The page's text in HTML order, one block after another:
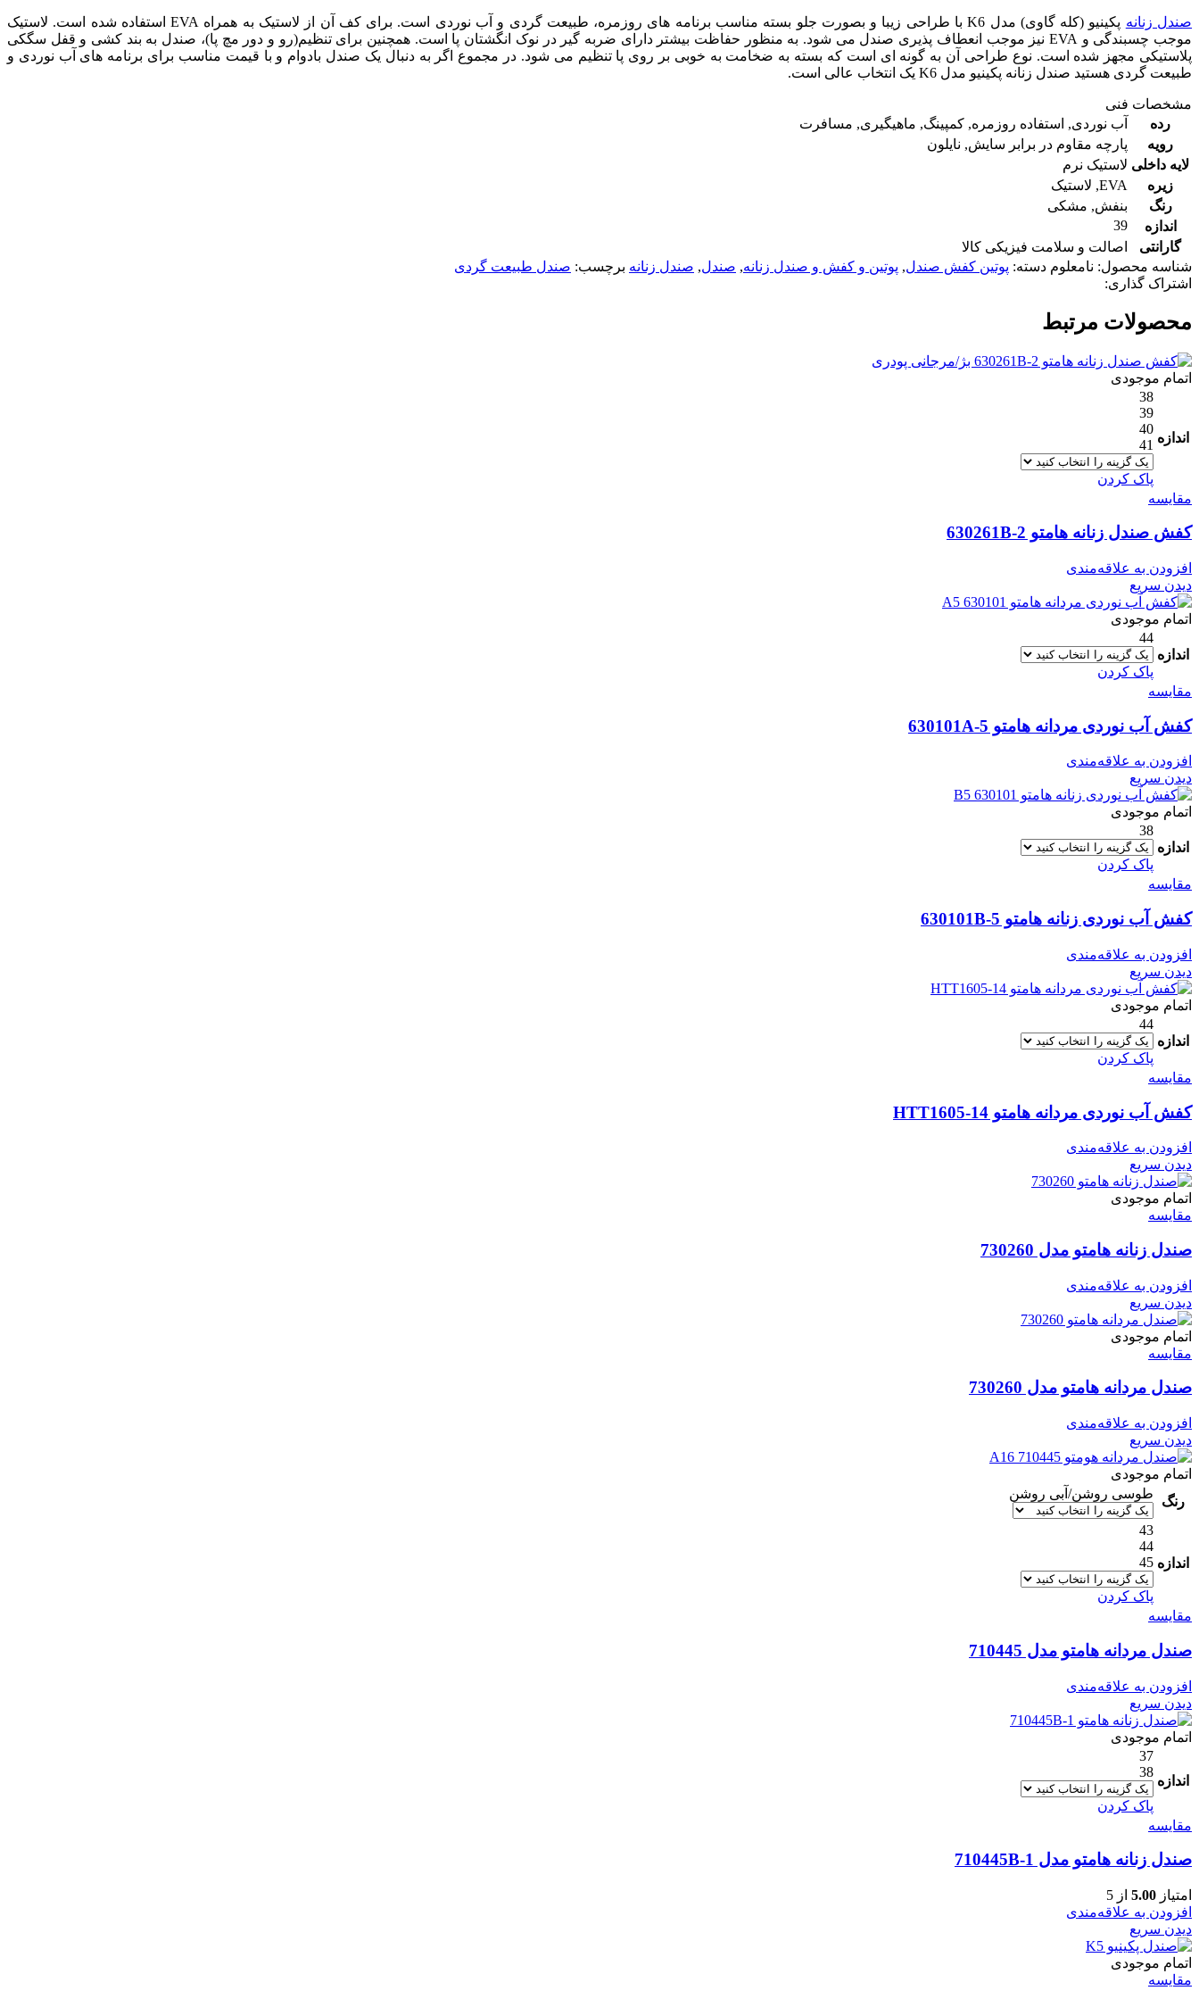
صندل زنانه پکینیو (کله گاوی)
مدل K6 با طراحی زیبا و بصورت جلو بسته مناسب برنامه های روزمره، طبیعت گردی و آب نوردی است. برای کف آن از لاستیک به همراه EVA استفاده شده است. لاستیک
موجب چسبندگی و EVA نیز موجب انعطاف پذیری صندل می شود. به منظور حفاظت بیشتر دارای ضربه گیر در نوک انگشتان پا است. همچنین برای تنظیم(رو و دور مچ پا)، صندل به بند کشی و قفل سگکی
پلاستیکی مجهز شده است. نوع طراحی آن به گونه ای است که بسته به ضخامت به خوبی بر روی پا تنظیم می شود. در مجموع اگر به دنبال یک صندل بادوام و با قیمت مناسب برای برنامه های آب نوردی و
طبیعت گردی هستید صندل زنانه پکینیو مدل K6 یک انتخاب عالی است.
مشخصات فنی
رده
آب نوردی, استفاده روزمره, کمپینگ, ماهیگیری, مسافرت
رویه
پارچه مقاوم در برابر سایش, نایلون
لایه داخلی لاستیک نرم
زیره
EVA
, لاستیک
رنگ
بنفش, مشکی
اندازه
39
گارانتی
اصالت و سلامت فیزیکی کالا
شناسه محصول: نامعلوم دسته: پوتین کفش صندل, پوتین و کفش و صندل زنانه, صندل, صندل زنانه برچسب: صندل طبیعت گردی
اشتراک گذاری:
محصولات مرتبط
اتمام موجودی
اندازه
38
39
40
41
پاک کردن
مقایسه
کفش صندل زنانه هامتو 630261B-2
افزودن به علاقه‌مندی
دیدن سریع
اتمام موجودی
اندازه
44
پاک کردن
مقایسه
کفش آب نوردی مردانه هامتو 630101A-5
افزودن به علاقه‌مندی
دیدن سریع
اتمام موجودی
اندازه
38
پاک کردن
مقایسه
کفش آب نوردی زنانه هامتو 630101B-5
افزودن به علاقه‌مندی
دیدن سریع
اتمام موجودی
اندازه
44
پاک کردن
مقایسه
کفش آب نوردی مردانه هامتو HTT1605-14
افزودن به علاقه‌مندی
دیدن سریع
اتمام موجودی
مقایسه
صندل زنانه هامتو مدل 730260
افزودن به علاقه‌مندی
دیدن سریع
اتمام موجودی
مقایسه
صندل مردانه هامتو مدل 730260
افزودن به علاقه‌مندی
دیدن سریع
اتمام موجودی
رنگ
طوسی روشن/آبی روشن
اندازه
43
44
45
پاک کردن
مقایسه
صندل مردانه هامتو مدل 710445
افزودن به علاقه‌مندی
دیدن سریع
اتمام موجودی
اندازه
37
38
پاک کردن
مقایسه
صندل زنانه هامتو مدل 710445B-1
امتیاز 5.00 از 5
افزودن به علاقه‌مندی
دیدن سریع
اتمام موجودی
مقایسه